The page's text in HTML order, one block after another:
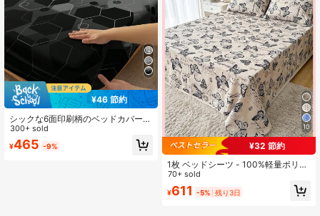
¥46 節約
シックな6面印刷柄のベッドカバー
ふわふわで、ダストプルーフな寝具
1枚
300+ sold
¥465 -9%
10
¥32 節約
1枚 ベッドシーツ - 100%軽量ポリエ
ステル生地、蝶プリントベッドカバ
ー、通気性のある寝具、かわいい寝
室デコレーションベッドカバー、ゲ
70+ sold
¥611 -5% 残り3日